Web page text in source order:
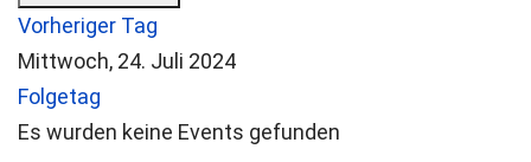
Vorheriger Tag
Mittwoch, 24. Juli 2024
Folgetag
Es wurden keine Events gefunden